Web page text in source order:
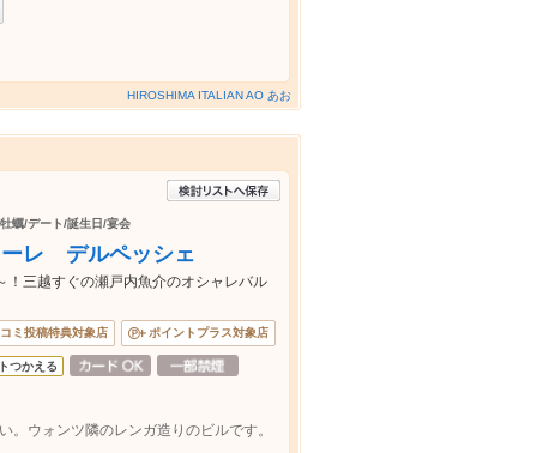
HIROSHIMA ITALIAN AO あお
蠣/デート/誕生日/宴会
レ デルペッシェ
三越すぐの瀬戸内魚介のオシャレバル
ミ投稿特典対象店 ポイントプラス対象店
つかえる
ウォンツ隣のレンガ造りのビルです。